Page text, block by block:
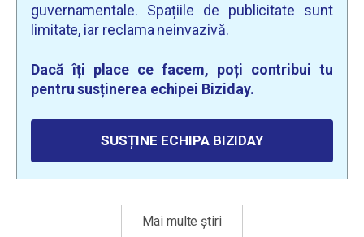
guvernamentale. Spațiile de publicitate sunt
limitate, iar reclama neinvazivă.
Dacă îți place ce facem, poți contribui tu
pentru susținerea echipei Biziday.
SUSȚINE ECHIPA BIZIDAY
Mai multe știri